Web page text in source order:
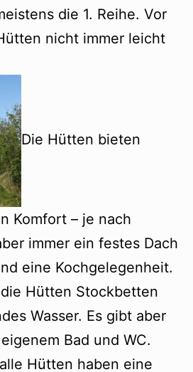
die 1. Reihe. Vor
nicht immer leicht
Die Hütten bieten
Komfort – je nach
immer ein festes Dach
eine Kochgelegenheit.
Hütten Stockbetten
Wasser. Es gibt aber
Bad und WC.
Hütten haben eine